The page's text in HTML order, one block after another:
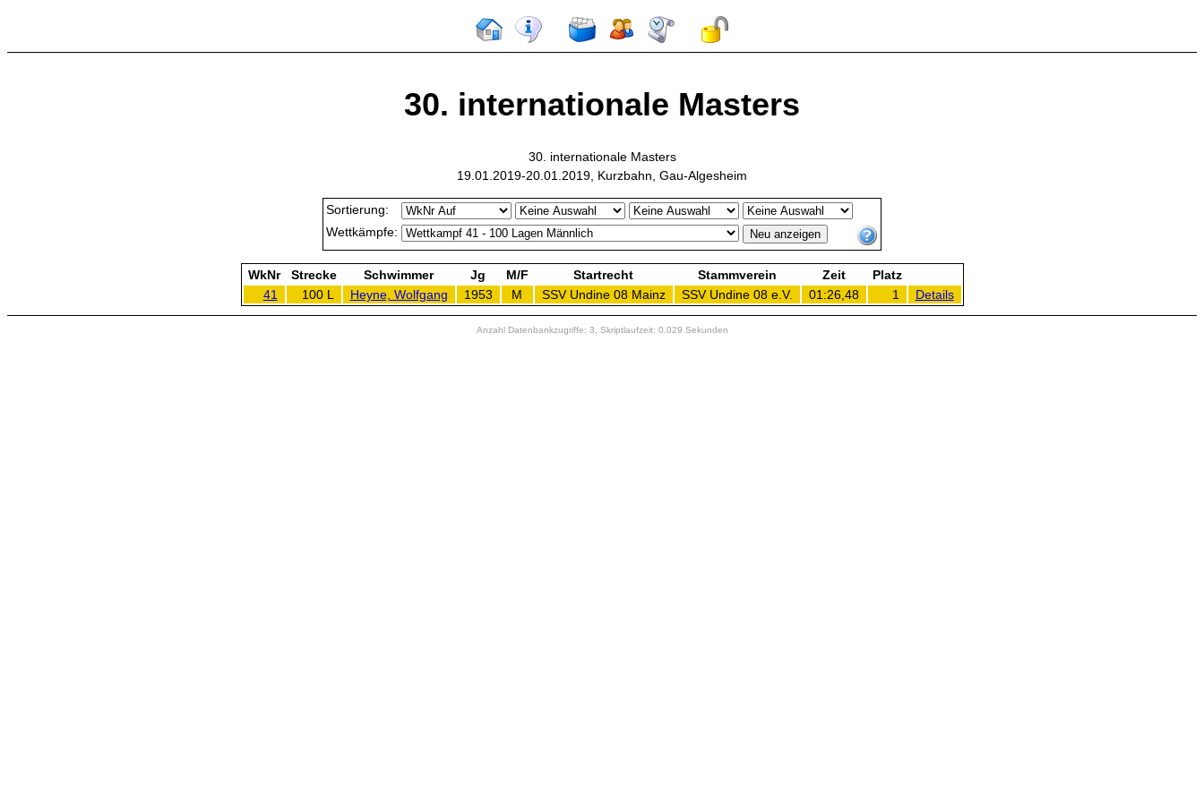
30. internationale Masters
30. internationale Masters
19.01.2019-20.01.2019, Kurzbahn, Gau-Algesheim
Sortierung:
Wettkämpfe:
WkNr Strecke Schwimmer Jg M/F Startrecht Stammverein Zeit
Platz
41
100 L Heyne, Wolfgang 1953 M SSV Undine 08 Mainz SSV Undine 08 e.V. 01:26,48 1 Details
Anzahl Datenbankzugriffe: 3, Skriptlaufzeit: 0.029 Sekunden